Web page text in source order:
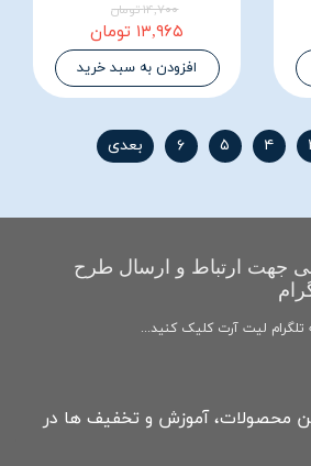
۱۴,۷۰۰ تومان
۱۳,۹۶۵ تومان
افزودن به سبد خرید
۴ ۵ ۶ بعدی
جهت ارتباط و ارسال طرح
تلگرام لیت آرت کلیک کنید...
محصولات، آموزش و تخفیف ها در